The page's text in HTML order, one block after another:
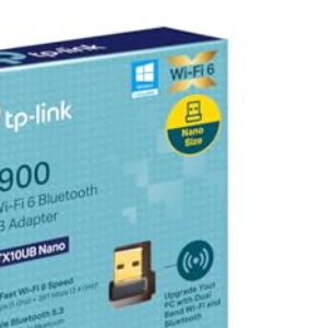
les standards IEEE 802.11 a/b/g/n/ac/ax.
:Pilotes intégrés plug-and-play, sans
pour une utilisation immédiate.
léger :
Couleur noire élégante, poids léger de
facile à transporter.
:
900 Mbps (600 Mbps sur 5 GHz, 286 Mbps sur